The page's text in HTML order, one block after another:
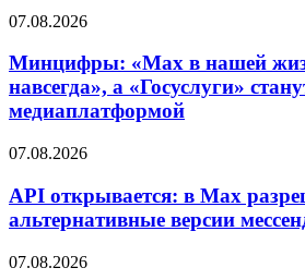
07.08.2026
Минцифры: «Max в нашей
навсегда», а «Госуслуги»
медиаплатформой
07.08.2026
API открывается: в Max
альтернативные версии
07.08.2026